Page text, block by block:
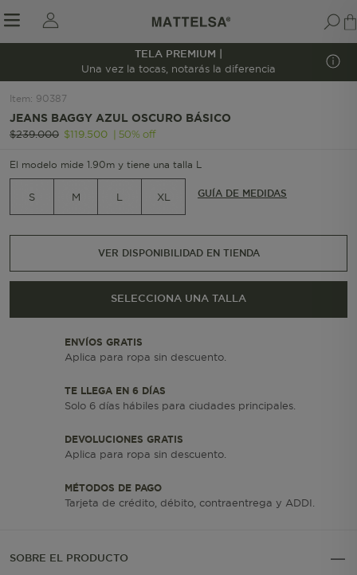
submenu
TELA PREMIUM |
Una vez la tocas, notarás la diferencia
Item: 90387
JEANS BAGGY AZUL OSCURO BÁSICO
$239.000 $119 500 | 50% off
El modelo mide 1.90m y tiene una talla L
S M L XL GUÍA DE MEDIDAS
VER DISPONIBILIDAD EN TIENDA
SELECCIONA UNA TALLA
ENVÍOS GRATIS
Aplica para ropa sin descuento.
TE LLEGA EN 6 DÍAS
Solo 6 días hábiles para ciudades principales.
DEVOLUCIONES GRATIS
Aplica para ropa sin descuento.
MÉTODOS DE PAGO
Tarjeta de crédito, débito, contraentrega y ADDI.
SOBRE EL PRODUCTO